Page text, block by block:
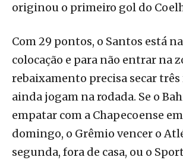
originou o primeiro gol do
Com 29 pontos, o Santos está na
colocação e para não entrar na
rebaixamento precisa secar três
ainda jogam na rodada. Se o
empatar com a Chapecoense
domingo, o Grêmio vencer o
segunda, fora de casa, ou o